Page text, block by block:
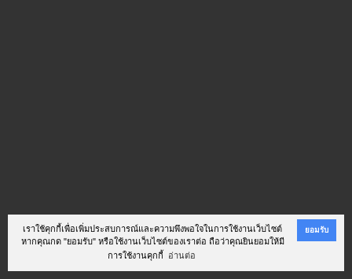
เราใช้คุกกี้เพื่อเพิ่มประสบการณ์และความพึงพอใจในการใช้งานเว็บไซต์
หากคุณกด "ยอมรับ" หรือใช้งานเว็บไซต์ของเราต่อ ถือว่าคุณยินยอมให้มี
การใช้งานคุกกี้
อ่านต่อ
ยอมรับ